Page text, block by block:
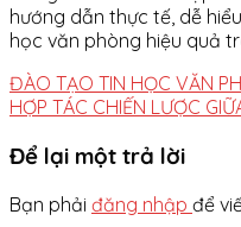
hướng dẫn thực tế, dễ
học văn phòng hiệu quả
ĐÀO TẠO TIN HỌC VĂN
HỢP TÁC CHIẾN LƯỢC
Để lại một trả lời
Bạn phải đăng nhập để